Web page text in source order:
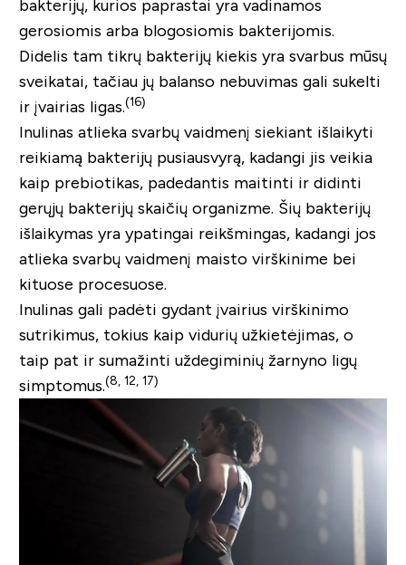
bakterijų, kurios paprastai yra vadinamos
gerosiomis arba blogosiomis bakterijomis.
Didelis tam tikrų bakterijų kiekis yra svarbus mūsų
sveikatai, tačiau jų balanso nebuvimas gali sukelti
ir įvairias ligas.(16)
Inulinas atlieka svarbų vaidmenį siekiant išlaikyti
reikiamą bakterijų pusiausvyrą, kadangi jis veikia
kaip prebiotikas, padedantis maitinti ir didinti
gerųjų bakterijų skaičių organizme. Šių bakterijų
išlaikymas yra ypatingai reikšmingas, kadangi jos
atlieka svarbų vaidmenį maisto virškinime bei
kituose procesuose.
Inulinas gali padėti gydant įvairius virškinimo
sutrikimus, tokius kaip vidurių užkietėjimas, o
taip pat ir sumažinti uždegiminių žarnyno ligų
simptomus.(8, 12, 17)